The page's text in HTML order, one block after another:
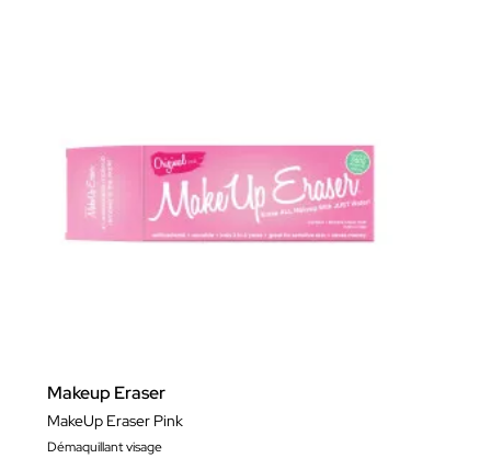
Makeup Eraser
MakeUp Eraser Pink
Démaquillant visage